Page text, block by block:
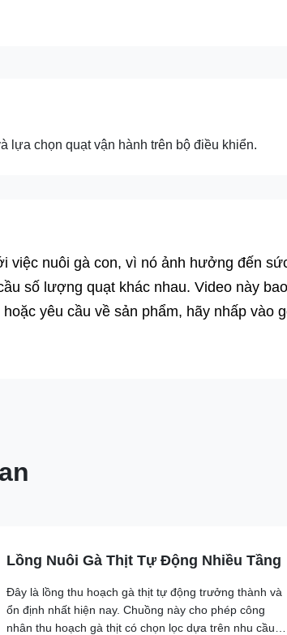
lựa chọn quạt vận hành trên bộ điều khiển.
việc nuôi gà con, vì nó ảnh hưởng đến
số lượng quạt khác nhau. Video này
yêu cầu về sản phẩm, hãy nhấp vào
Lồng Nuôi Gà Thịt Tự Động Nhiều Tầng
Đây là lồng thu hoạch gà thịt tự động trưởng thành và
ổn định nhất hiện nay. Chuồng này cho phép công
nhân thu hoạch gà thịt có chọn lọc dựa trên nhu cầu